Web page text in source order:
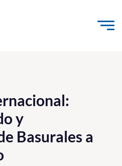
contenido
y
Basurales a